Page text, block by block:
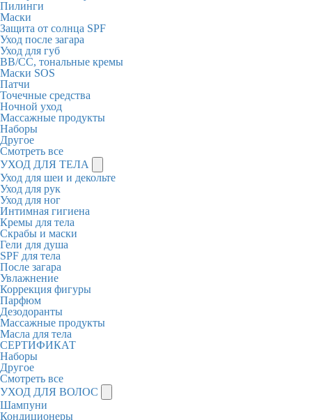
Пилинги
Маски
Защита от солнца SPF
Уход после загара
Уход для губ
BB/CC, тональные кремы
Маски SOS
Патчи
Точечные средства
Ночной уход
Массажные продукты
Наборы
Другое
Смотреть все
УХОД ДЛЯ ТЕЛА
Уход для шеи и декольте
Уход для рук
Уход для ног
Интимная гигиена
Кремы для тела
Скрабы и маски
Гели для душа
SPF для тела
После загара
Увлажнение
Коррекция фигуры
Парфюм
Дезодоранты
Массажные продукты
Масла для тела
СЕРТИФИКАТ
Наборы
Другое
Смотреть все
УХОД ДЛЯ ВОЛОС
Шампуни
Кондиционеры